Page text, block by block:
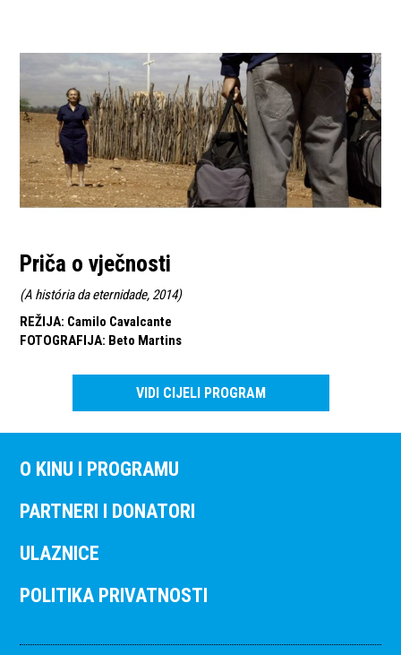
Priča o vječnosti
(A história da eternidade, 2014)
REŽIJA: Camilo Cavalcante
FOTOGRAFIJA: Beto Martins
VIDI CIJELI PROGRAM
O KINU I PROGRAMU
PARTNERI I DONATORI
ULAZNICE
POLITIKA PRIVATNOSTI